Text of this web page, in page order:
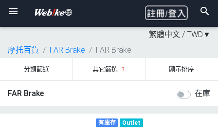
繁體中文 / TWD ▼
摩托百貨
FAR Brake FAR Brake
分類篩選 其它篩選 1 顯示排序
FAR Brake 在庫
有庫存 Outlet